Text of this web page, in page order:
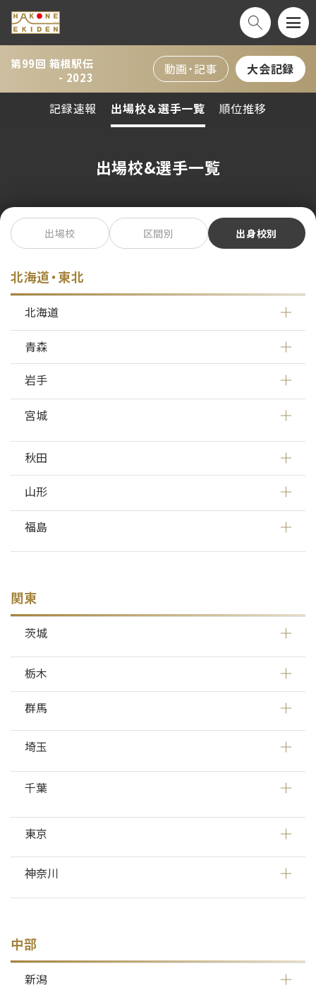
第99回 箱根駅伝
- 2023
動画・記事 大会記録
記録速報 出場校＆選手一覧 順位推移
出場校&選手一覧
出場校 区間別 出身校別
北海道・東北
北海道
青森
岩手
宮城
秋田
山形
福島
関東
茨城
栃木
群馬
埼玉
千葉
東京
神奈川
中部
新潟